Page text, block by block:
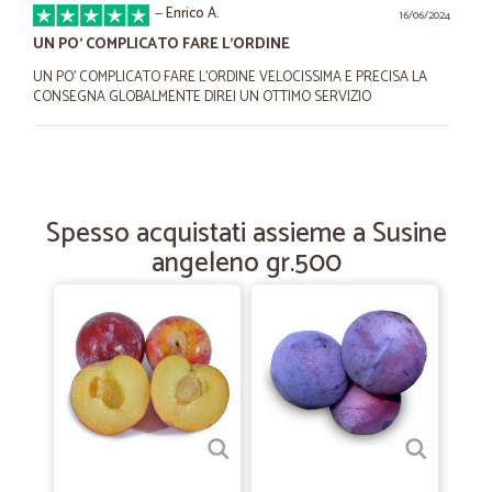
16/06/2024
—Enrico A.
UN PO' COMPLICATO FARE L'ORDINE
UN PO' COMPLICATO FARE L'ORDINE VELOCISSIMA E PRECISA LA
CONSEGNA GLOBALMENTE DIREI UN OTTIMO SERVIZIO
Consegna veloce, imballo perfetto, ottimo assortimento, prodotti
eccellenti
20/12/2023
—Tiziana N.
Consigliatissimo
Rapidi ed efficienti
26/05/2022
Giuseppe V.
Spesso acquistati assieme a Susine
angeleno gr.500